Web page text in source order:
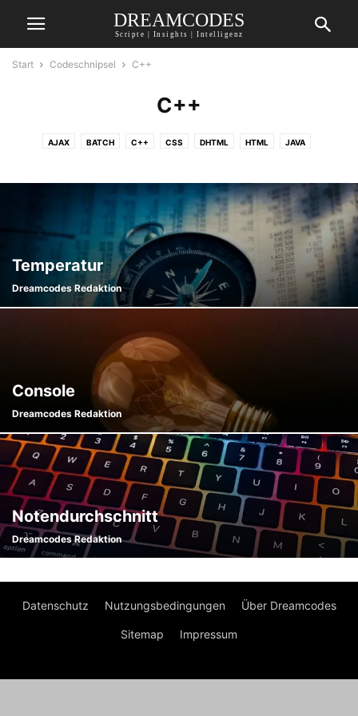
DREAMCODES
Scripte | Insights | Intelligenz
Start Codeschnipsel C++
C++
AJAX BATCH C++ CSS DHTML HTML JAVA
VISUAL BASIC
Temperatur
Dreamcodes Redaktion
Console
Dreamcodes Redaktion
Notendurchschnitt
Dreamcodes Redaktion
Datenschutz Nutzungsbedingungen Über Dreamcodes
Sitemap Impressum